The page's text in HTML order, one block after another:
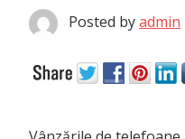
Posted byadmin